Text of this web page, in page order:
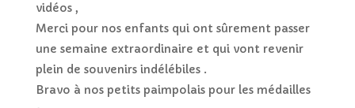
vidéos ,
Merci pour nos enfants qui ont sûrement passer
une semaine extraordinaire et qui vont revenir
plein de souvenirs indélébiles .
Bravo à nos petits paimpolais pour les médailles